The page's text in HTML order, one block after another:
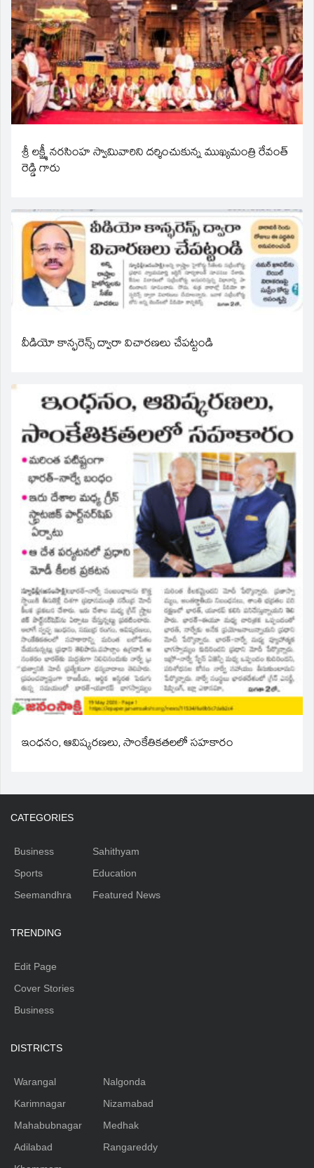
శ్రీ లక్ష్మీ నరసింహ స్వామివారిని దర్శించుకున్న ముఖ్యమంత్రి రేవంత్
రెడ్డి గారు
వీడియో కాన్ఫరెన్స్ ద్వారా విచారణలు చేపట్టండి
ఇంధనం, ఆవిష్కరణలు, సాంకేతికతలలో సహకారం
CATEGORIES
Business
Sports
Seemandhra
Sahithyam
Education
Featured News
TRENDING
Edit Page
Cover Stories
Business
DISTRICTS
Warangal
Karimnagar
Mahabubnagar
Adilabad
Nalgonda
Nizamabad
Medhak
Rangareddy